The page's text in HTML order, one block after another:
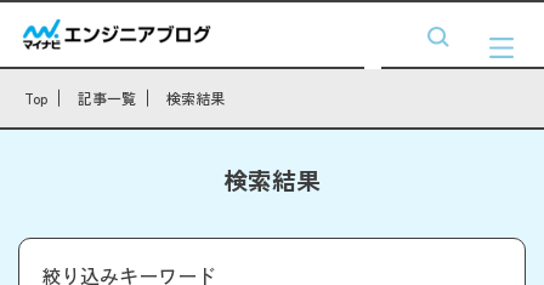
Top 記事一覧 検索結果
検索結果
絞り込みキーワード